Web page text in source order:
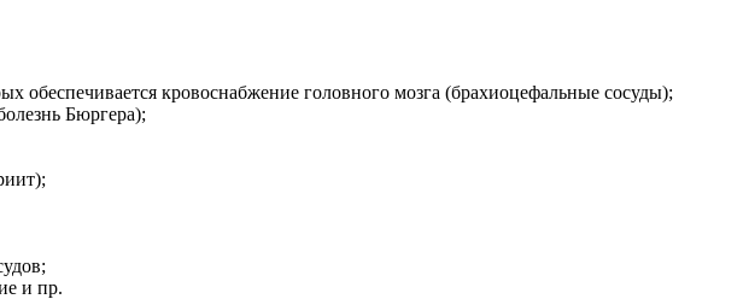
обеспечивается кровоснабжение головного мозга (брахиоцефальные сосуды);
Бюргера);
и пр.